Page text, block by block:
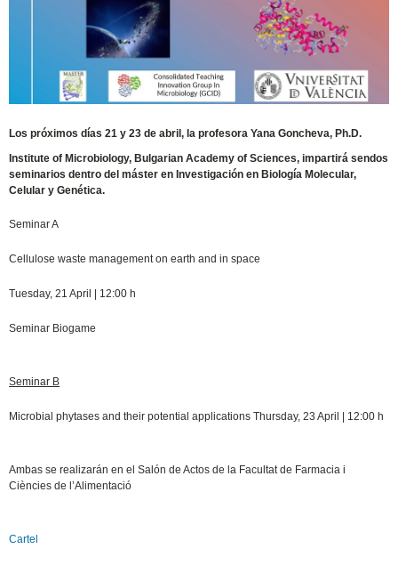
Los próximos días 21 y 23 de abril, la profesora Yana Goncheva, Ph.D.
Institute of Microbiology, Bulgarian Academy of Sciences, impartirá sendos
seminarios dentro del máster en Investigación en Biología Molecular,
Celular y Genética.
Seminar A
Cellulose waste management on earth and in space
Tuesday, 21 April | 12:00 h
Seminar Biogame
Seminar B
Microbial phytases and their potential applications Thursday, 23 April | 12:00 h
Ambas se realizarán en el Salón de Actos de la Facultat de Farmacia i
Ciències de l’Alimentació
Cartel